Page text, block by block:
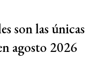
son las únicas
agosto 2026